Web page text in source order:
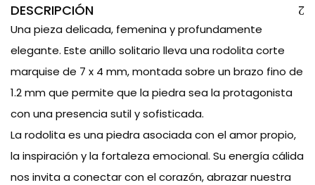
DESCRIPCIÓN
Una pieza delicada, femenina y profundamente
elegante. Este anillo solitario lleva una rodolita corte
marquise de 7 x 4 mm, montada sobre un brazo fino de
1.2 mm que permite que la piedra sea la protagonista
con una presencia sutil y sofisticada.
La rodolita es una piedra asociada con el amor propio,
la inspiración y la fortaleza emocional. Su energía cálida
nos invita a conectar con el corazón, abrazar nuestra